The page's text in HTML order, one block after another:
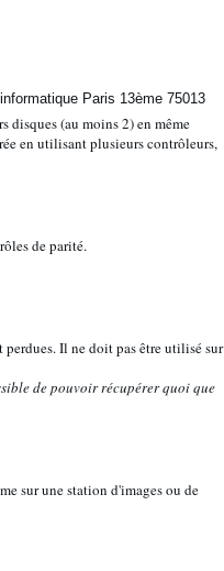
disques (au moins 2) en même
en utilisant plusieurs contrôleurs,
de parité.
Il ne doit pas être utilisé sur
de pouvoir récupérer quoi que
sur une station d'images ou de